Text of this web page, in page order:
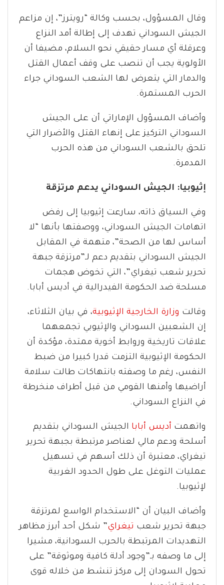
وقال المسؤول، بحسب وكالة “رويترز”، إن مزاعم
الجيش السوداني تهدف إلى إطالة أمد النزاع
وعرقلة أي مسار حقيقي نحو السلام، مضيفا أن
الأولوية يجب أن تنصب على وقف أعمال القتل
والدمار التي يتعرض لها الشعب السوداني جراء
الحرب المستمرة.
وأضاف المسؤول الإماراتي أن على الجيش
السوداني التركيز على إنهاء القتل والأضرار التي
تلحق بالشعب السوداني من هذه الحرب
المدمرة.
إثيوبيا: الجيش السوداني يدعم مرتزقة
وفي السياق ذاته، سارعت إثيوبيا إلى رفض
اتهامات الجيش السوداني، ووصفتها بأنها “لا
أساس لها من الصحة”، متهمة في المقابل
الجيش السوداني بتقديم دعم لـ”مرتزقة جبهة
تحرير شعب تيغراي”، التي تخوض هجمات
مسلحة ضد الحكومة الفيدرالية في أديس أبابا.
وقالت وزارة الخارجية الإثيوبية، في بيان الثلاثاء،
إن الشعبين السوداني والإثيوبي تجمعهما
علاقات تاريخية وروابط أخوية ممتدة، مؤكدة أن
الحكومة الإثيوبية التزمت قدرا كبيرا من ضبط
النفس، رغم ما وصفته بانتهاكات طالت سلامة
أراضيها وأمنها القومي من قبل أطراف منخرطة
في النزاع السوداني.
واتهمت أديس أبابا الجيش السوداني بتقديم
أسلحة ودعم مالي لعناصر مرتبطة بجبهة تحرير
تيغراي، معتبرة أن ذلك أسهم في تسهيل
عمليات التوغل على طول الحدود الغربية
لإثيوبيا.
وأضاف البيان أن “الاستخدام الواسع لمرتزقة
جبهة تحرير شعب تيغراي” شكل أحد أبرز مظاهر
التهديدات المرتبطة بالحرب السودانية، مشيرا
إلى ما وصفه بـ”وجود أدلة كافية وموثوقة” على
تحول السودان إلى مركز تنشط من خلاله قوى